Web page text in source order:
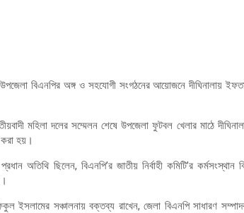
উপজেলা বিএনপির অঙ্গ ও সহযোগী সংগঠনের আয়োজনে দীঘিনালায়
মহিলা দলের সম্মেলন শেষে উপজেলা ফুটবল খেলার মাঠে
হয়।
অতিথি ছিলেন, বিএনপি’র জাতীয় নির্বাহী কমিটি’র
ইসলামের সঞ্চালনায় বক্তব্য রাখেন, জেলা বিএনপি সাধারণ